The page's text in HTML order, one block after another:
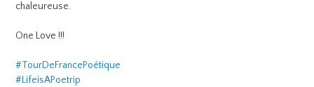
chaleureuse.
One Love !!!
#TourDeFrancePoétique
#LifeisAPoetrip